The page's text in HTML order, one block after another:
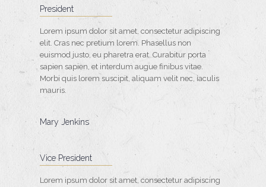
President
Lorem ipsum dolor sit amet, consectetur adipiscing
elit. Cras nec pretium lorem. Phasellus non
euismod justo, eu pharetra erat. Curabitur porta
sapien sapien, et interdum augue finibus vitae.
Morbi quis lorem suscipit, aliquam velit nec, iaculis
mauris.
Mary Jenkins
Vice President
Lorem ipsum dolor sit amet, consectetur adipiscing